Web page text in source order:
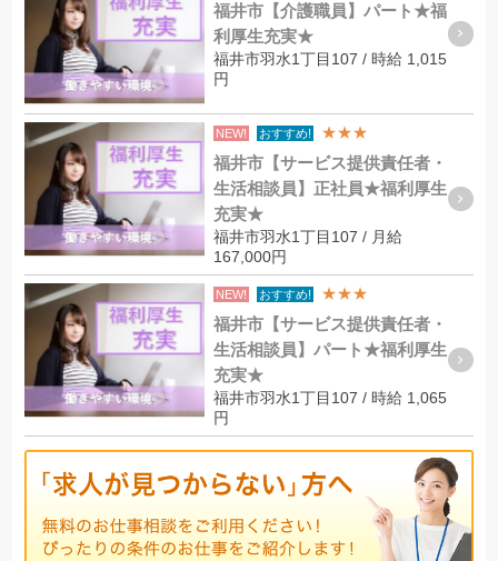
福井市【介護職員】パート★福
利厚生充実★
福井市羽水1丁目107 / 時給 1,015
円
NEW! おすすめ! ★★★
福井市【サービス提供責任者・
生活相談員】正社員★福利厚生
充実★
福井市羽水1丁目107 / 月給
167,000円
NEW! おすすめ! ★★★
福井市【サービス提供責任者・
生活相談員】パート★福利厚生
充実★
福井市羽水1丁目107 / 時給 1,065
円